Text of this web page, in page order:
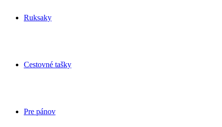
Ruksaky
Cestovné tašky
Pre pánov